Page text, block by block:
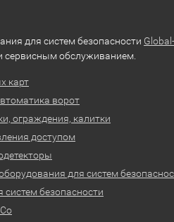
для систем безопасности Global-
обслуживанием.
карт
ворот
ограждения, калитки
доступом
для систем
безопасности